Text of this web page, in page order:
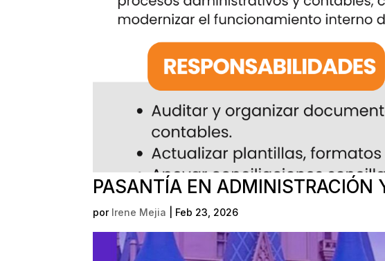
PASANTÍA EN ADMINISTRACIÓN
por Irene Mejia Feb 23, 2026